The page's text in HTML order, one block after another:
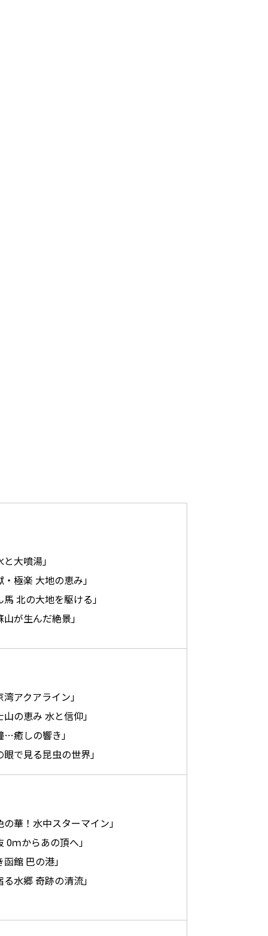
と大噴湯」
・極楽 大地の恵み」
馬 北の大地を駆ける」
山が生んだ絶景」
湾アクアライン」
山の恵み 水と信仰」
…癒しの響き」
眼で見る昆虫の世界」
の華！水中スターマイン」
0ｍからあの頂へ」
函館 巴の港」
る水郷 奇跡の清流」